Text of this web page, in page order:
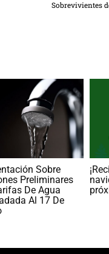
Sobrevivientes
Sobre
Preliminares
De Agua
Al 17 De